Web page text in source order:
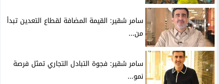
سامر شقير: القيمة المضافة لقطاع التعدين تبدأ
من...
سامر شقير: فجوة التبادل التجاري تمثل فرصة
نمو...